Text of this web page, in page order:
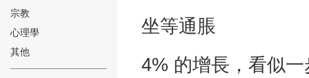
宗教
心理學
其他
坐等通
4% 的增長，